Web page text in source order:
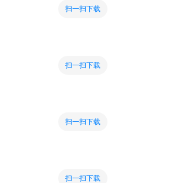
扫一扫下载
扫一扫下载
扫一扫下载
扫一扫下载